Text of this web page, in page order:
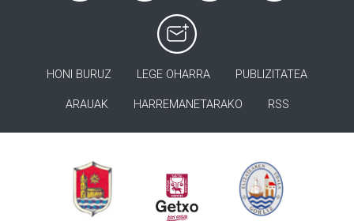
HONI BURUZ LEGE OHARRA PUBLIZITATEA
ARAUAK HARREMANETARAKO RSS